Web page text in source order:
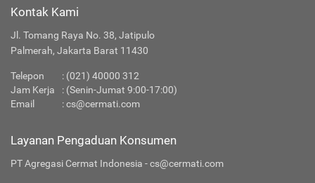
Kontak Kami
Jl. Tomang Raya No. 38, Jatipulo
Palmerah, Jakarta Barat 11430
Telepon : (021) 40000 312
Jam Kerja
: (Senin-Jumat 9:00-17:00)
Email
:cs@cermati.com
Layanan Pengaduan Konsumen
PT Agregasi Cermat Indonesia - cs@cermati.com